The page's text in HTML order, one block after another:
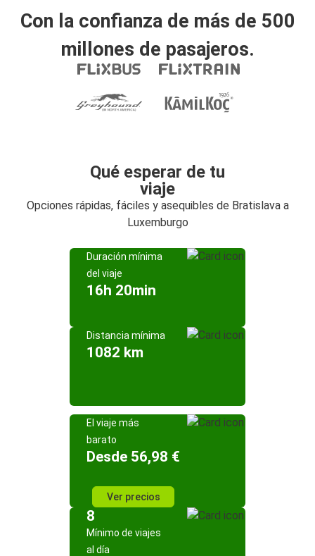
Con la confianza de más de 500
millones de pasajeros.
Qué esperar de tu
viaje
Opciones rápidas, fáciles y asequibles de Bratislava a
Luxemburgo
Duración mínima
del viaje
16h 20min
Distancia mínima
1082 km
El viaje más
barato
Desde 56,98 €
Ver precios
8
Mínimo de viajes
al día